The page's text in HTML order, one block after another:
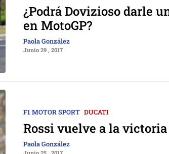
¿Podrá Dovizioso darle
en MotoGP?
Paola González
Junio 29 , 2017
F1 MOTOR SPORT DUCATI
Rossi vuelve a la
Paola González